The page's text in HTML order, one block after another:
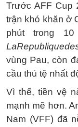
Trước AFF Cup
trận khó khăn ở
phút trong
LaRepublique
vùng Pau, còn
cầu thủ tệ nhất
Vì thế, tiền vệ
mạnh mẽ hơn.
Nam (VFF) đã